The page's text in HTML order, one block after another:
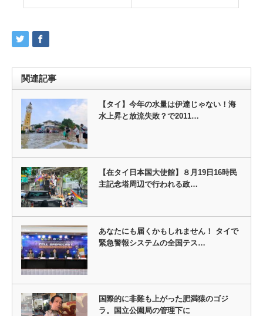
関連記事
【タイ】今年の水量は伊達じゃない！海
水上昇と放流失敗？で2011…
【在タイ日本国大使館】８月19日16時民
主記念塔周辺で行われる政…
あなたにも届くかもしれません！ タイで
緊急警報システムの全国テス…
国際的に非難も上がった肥満猿のゴジ
ラ。国立公園局の管理下に